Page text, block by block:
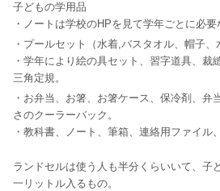
子どもの学用品
・ノートは学校のHPを見て学年ごとに必要
・プールセット（水着,バスタオル、帽子、
・学年により絵の具セット、習字道具、裁
三角定規。
・お弁当、お箸、お箸ケース、保冷剤、弁
さのクーラーバック。
・教科書、ノート、筆箱、連絡用ファイル
ランドセルは使う人も半分くらいいて、子
一リットル入るもの。